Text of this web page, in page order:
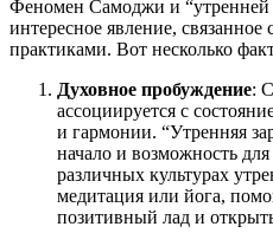
Феномен Самоджи и “утренней
интересное явление,
практиками. Вот несколько
Духовное пробуждение:
ассоциируется с
и гармонии. “Утренняя
начало и возможность
различных культурах
медитация или йога,
позитивный лад и